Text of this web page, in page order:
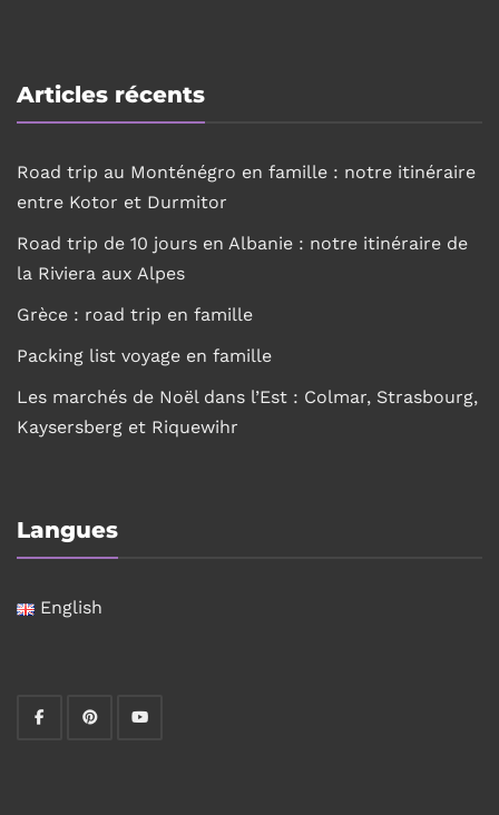
Articles récents
Road trip au Monténégro en famille : notre itinéraire
entre Kotor et Durmitor
Road trip de 10 jours en Albanie : notre itinéraire de
la Riviera aux Alpes
Grèce : road trip en famille
Packing list voyage en famille
Les marchés de Noël dans l’Est : Colmar, Strasbourg,
Kaysersberg et Riquewihr
Langues
English